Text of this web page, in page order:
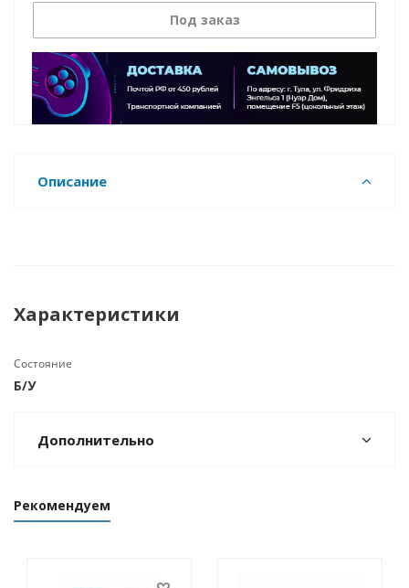
Под заказ
Описание
Характеристики
Состояние
Б/У
Дополнительно
Рекомендуем